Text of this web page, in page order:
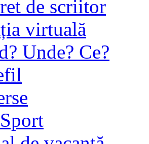
de scriitor
virtuală
Unde? Ce?